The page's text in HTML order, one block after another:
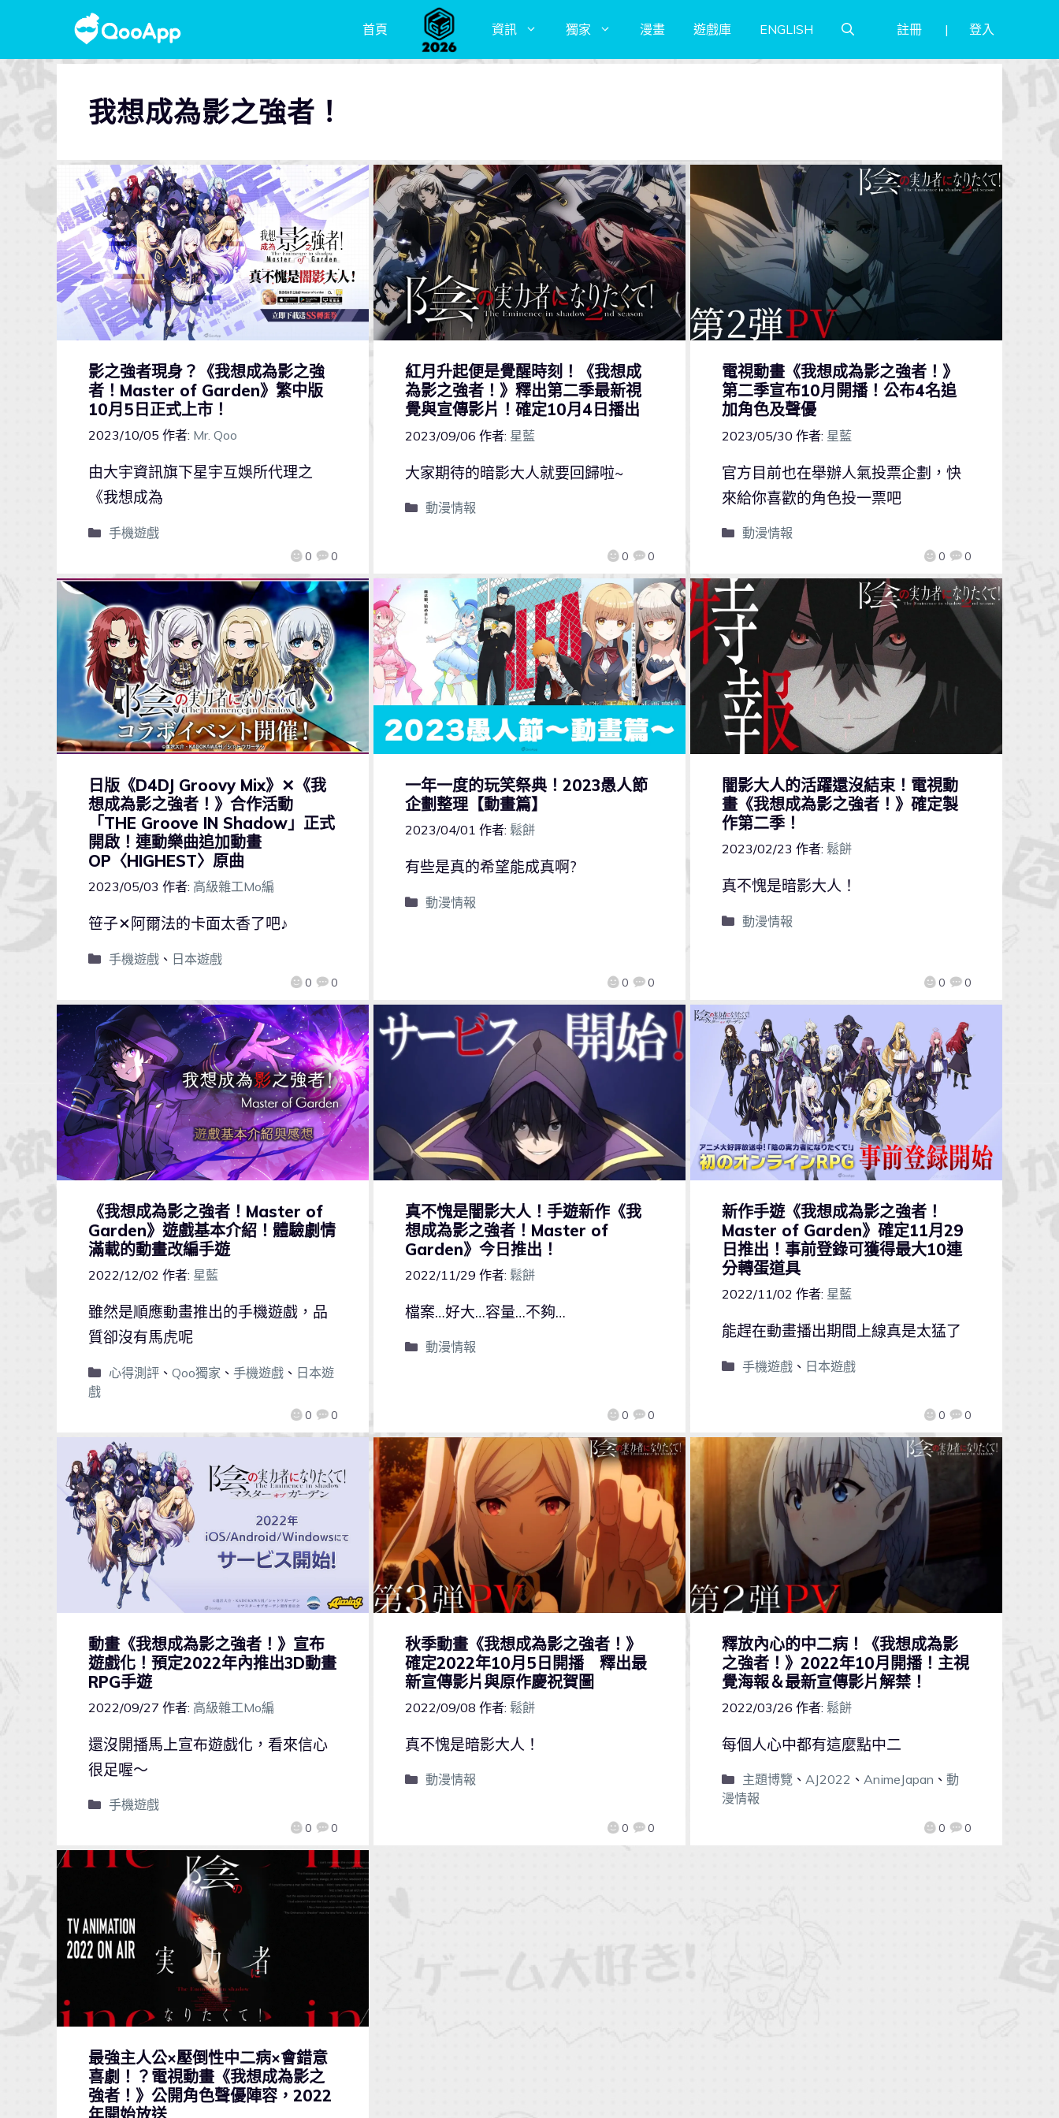
首頁 資訊 獨家 漫畫 遊戲庫 ENGLISH 註冊 登入
我想成為影之強者！
影之強者現身？《我想成為影之強
者！Master of Garden》繁中版
10月5日正式上市！
2023/10/05 作者: Mr. Qoo
0 0
由大宇資訊旗下星宇互娛所代理之
《我想成為
手機遊戲
紅月升起便是覺醒時刻！《我想成
為影之強者！》釋出第二季最新視
覺與宣傳影片！確定10月4日播出
2023/09/06 作者: 星藍
0 0
大家期待的暗影大人就要回歸啦~
動漫情報
電視動畫《我想成為影之強者！》
第二季宣布10月開播！公布4名追
加角色及聲優
2023/05/30 作者: 星藍
0 0
官方目前也在舉辦人氣投票企劃，快
來給你喜歡的角色投一票吧
動漫情報
日版《D4DJ Groovy Mix》✕《我
想成為影之強者！》合作活動
「THE Groove IN Shadow」正式
開啟！連動樂曲追加動畫
OP〈HIGHEST〉原曲
2023/05/03 作者: 高級雜工Mo編
0 0
笹子✕阿爾法的卡面太香了吧♪
手機遊戲、 日本遊戲
一年一度的玩笑祭典！2023愚人節
企劃整理【動畫篇】
2023/04/01 作者: 鬆餅
0 0
有些是真的希望能成真啊?
動漫情報
闇影大人的活躍還沒結束！電視動
畫《我想成為影之強者！》確定製
作第二季！
2023/02/23 作者: 鬆餅
0 0
真不愧是暗影大人！
動漫情報
《我想成為影之強者！Master of
Garden》遊戲基本介紹！體驗劇情
滿載的動畫改編手遊
2022/12/02 作者: 星藍
0 0
雖然是順應動畫推出的手機遊戲，品
質卻沒有馬虎呢
心得測評、 Qoo獨家 、 手機遊戲、 日本遊
戲
真不愧是闇影大人！手遊新作《我
想成為影之強者！Master of
Garden》今日推出！
2022/11/29 作者: 鬆餅
0 0
檔案…好大…容量…不夠…
動漫情報
新作手遊《我想成為影之強者！
Master of Garden》確定11月29
日推出！事前登錄可獲得最大10連
分轉蛋道具
2022/11/02 作者: 星藍
0 0
能趕在動畫播出期間上線真是太猛了
手機遊戲、 日本遊戲
動畫《我想成為影之強者！》宣布
遊戲化！預定2022年內推出3D動畫
RPG手遊
2022/09/27 作者: 高級雜工Mo編
0 0
還沒開播馬上宣布遊戲化，看來信心
很足喔～
手機遊戲
秋季動畫《我想成為影之強者！》
確定2022年10月5日開播 釋出最
新宣傳影片與原作慶祝賀圖
2022/09/08 作者: 鬆餅
0 0
真不愧是暗影大人！
動漫情報
釋放內心的中二病！《我想成為影
之強者！》2022年10月開播！主視
覺海報＆最新宣傳影片解禁！
2022/03/26 作者: 鬆餅
0 0
每個人心中都有這麼點中二
主題博覽、 AJ2022 、 AnimeJapan 、 動
漫情報
最強主人公×壓倒性中二病×會錯意
喜劇！？電視動畫《我想成為影之
強者！》公開角色聲優陣容，2022